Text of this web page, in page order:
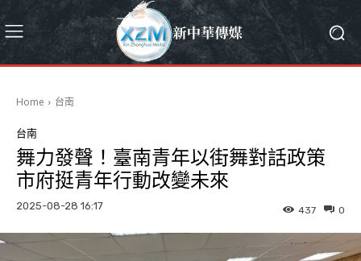
Home 台南
台南
舞力發聲！臺南青年以街舞對話政策
市府挺青年行動改變未來
2025-08-28 16:17 0
437